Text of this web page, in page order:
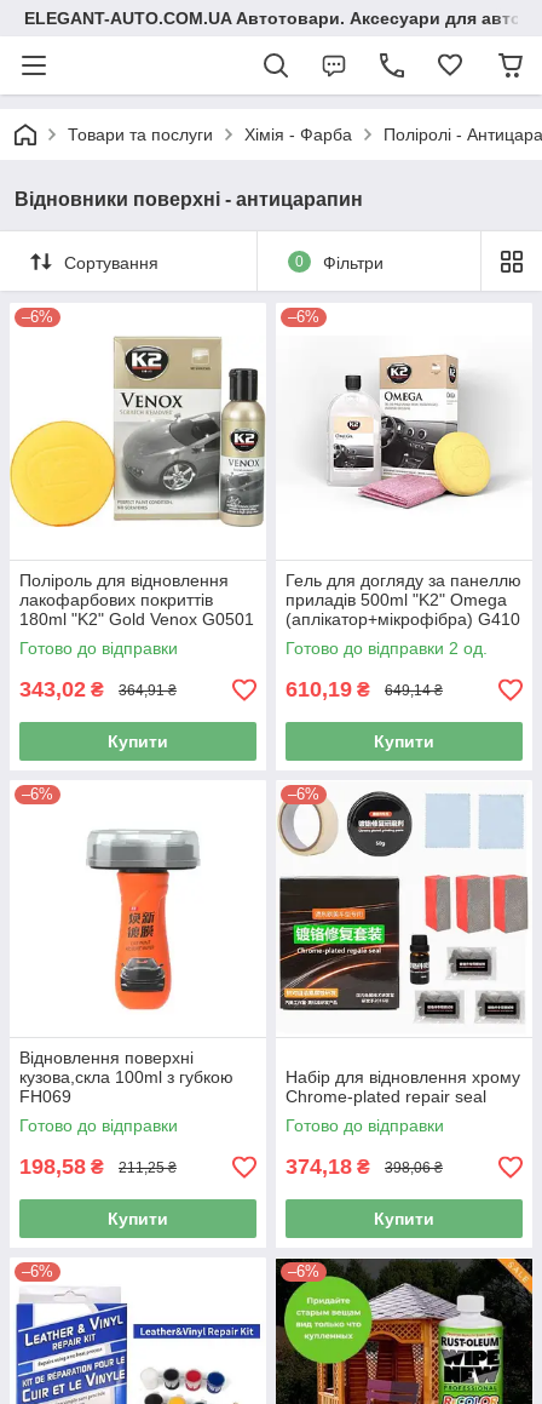
ELEGANT-AUTO.COM.UA Автотовари. Аксесуари для авто
Товари та послуги Хімія - Фарба Поліролі -
Відновники поверхні - антицарапин
Сортування 0 Фільтри
–6%
Поліроль для відновлення
лакофарбових покриттів
180ml "K2" Gold Venox G0501
(молочко) з губкою
Готово до відправки
343,02 ₴ 364,91 ₴
Купити
–6%
Гель для догляду за панеллю
приладів 500ml "K2" Omega
(аплікатор+мікрофібра) G410
Готово до відправки 2 од.
610,19 ₴ 649,14 ₴
Купити
–6%
Відновлення поверхні
кузова,скла 100ml з губкою
FH069
Готово до відправки
198,58 ₴ 211,25 ₴
Купити
–6%
Набір для відновлення хрому
Chrome-plated repair seal
Готово до відправки
374,18 ₴ 398,06 ₴
Купити
–6% –6%